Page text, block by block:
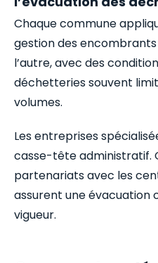
Chaque commune
gestion des encombrants
l’autre, avec des
déchetteries souvent
volumes.
Les entreprises
casse-tête administratif.
partenariats avec les
assurent une évacuation
vigueur.